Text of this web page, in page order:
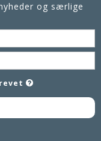
og særlige